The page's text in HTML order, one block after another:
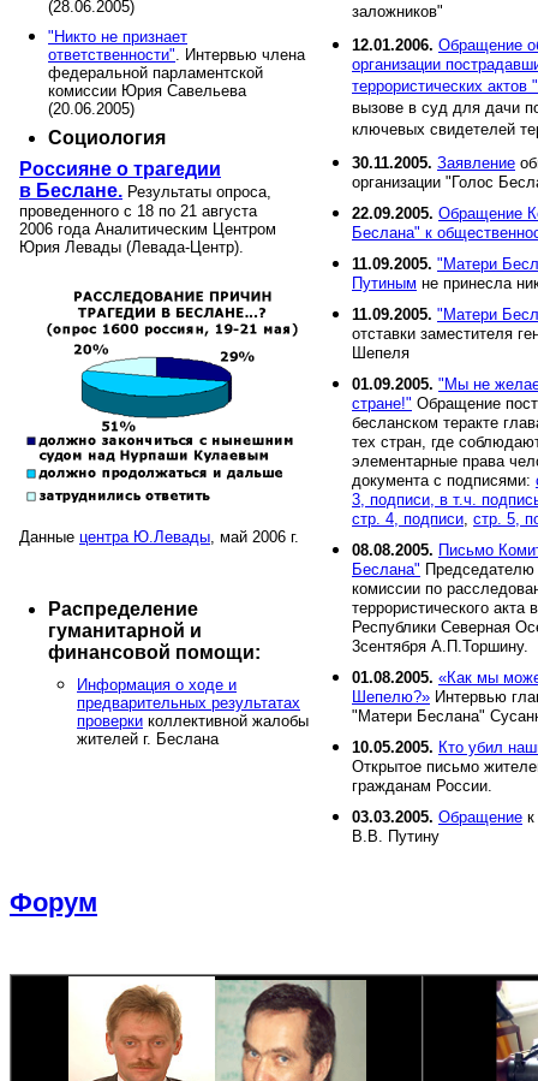
(28.06.2005)
"Никто не признает
ответственности". Интервью члена
федеральной парламентской
комиссии Юрия Савельева
(20.06.2005)
Социология
Россияне о трагедии
в Беслане. Результаты опроса,
проведенного с 18 по 21 августа
2006 года Аналитическим Центром
Юрия Левады (Левада-Центр).
Данные центра Ю.Левады, май 2006 г.
Распределение
гуманитарной и
финансовой помощи:
Информация о ходе и
предварительных результатах
проверки коллективной жалобы
жителей г. Беслана
заложников"
12.01.2006. Обращение
организации
террористических
вызове в суд для дачи
ключевых свидетелей
30.11.2005. Заявление
организации "Голос
22.09.2005. Обращение
Беслана" к
11.09.2005. "Матери
Путиным не принесла
11.09.2005. "Матери
отставки заместителя
Шепеля
01.09.2005. "Мы не
стране!" Обращение
бесланском теракте
тех стран, где
элементарные права
документа с подписями:
3, подписи, в т.ч.
стр. 4, подписи, стр. 5,
08.08.2005. Письмо
Беслана"
комиссии по
террористического акта
Республики Северная
3сентября А.П.Торшину.
01.08.2005. «Как мы
Шепелю?» Интервью
"Матери Беслана"
10.05.2005. Кто убил
Открытое письмо
гражданам России.
03.03.2005. Обращение
В.В. Путину
Форум